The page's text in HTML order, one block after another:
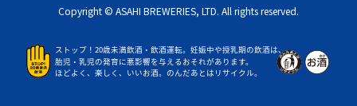
Copyright © ASAHI BREWERIES, LTD. All rights reserved.